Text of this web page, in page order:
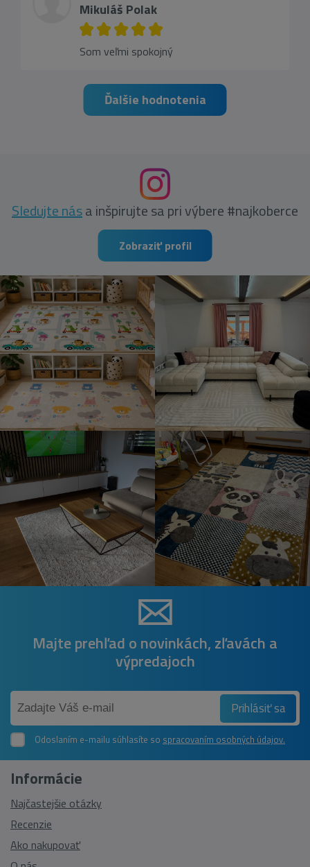
Mikuláš Polak
Som veľmi spokojný
Ďalšie hodnotenia
Sledujte nása inšpirujte sa pri výbere #najkoberce
Zobraziť profil
Majte prehľad o novinkách, zľavách a
výpredajoch
Prihlásiť sa
Odoslaním e-mailu súhlasíte so spracovaním osobných údajov.
Informácie
Najčastejšie otázky
Recenzie
Ako nakupovať